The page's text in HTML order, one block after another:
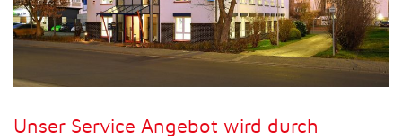
Unser Service Angebot wird durch